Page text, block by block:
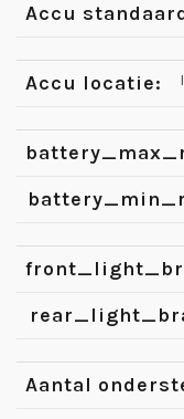
Accu
Accu locatie:
Aantal